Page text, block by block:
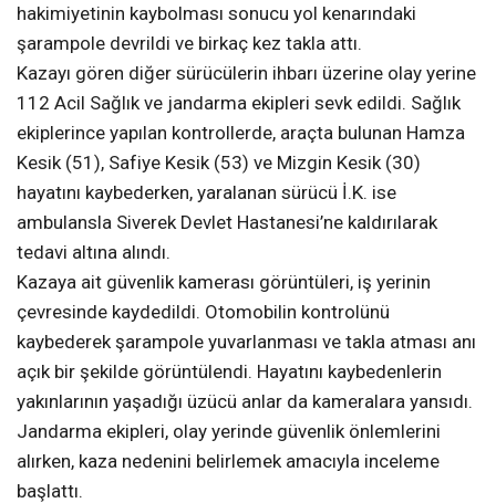
hakimiyetinin kaybolması sonucu yol kenarındaki
şarampole devrildi ve birkaç kez takla attı.
Kazayı gören diğer sürücülerin ihbarı üzerine olay yerine
112 Acil Sağlık ve jandarma ekipleri sevk edildi. Sağlık
ekiplerince yapılan kontrollerde, araçta bulunan Hamza
Kesik (51), Safiye Kesik (53) ve Mizgin Kesik (30)
hayatını kaybederken, yaralanan sürücü İ.K. ise
ambulansla Siverek Devlet Hastanesi’ne kaldırılarak
tedavi altına alındı.
Kazaya ait güvenlik kamerası görüntüleri, iş yerinin
çevresinde kaydedildi. Otomobilin kontrolünü
kaybederek şarampole yuvarlanması ve takla atması anı
açık bir şekilde görüntülendi. Hayatını kaybedenlerin
yakınlarının yaşadığı üzücü anlar da kameralara yansıdı.
Jandarma ekipleri, olay yerinde güvenlik önlemlerini
alırken, kaza nedenini belirlemek amacıyla inceleme
başlattı.